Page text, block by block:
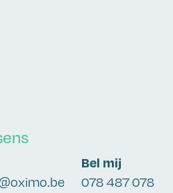
Bel mij
078 487 078